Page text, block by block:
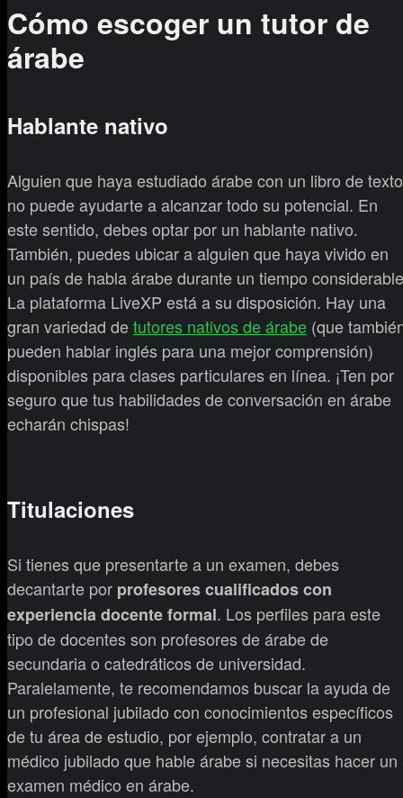
Cómo escoger un tutor de
árabe
Hablante nativo
Alguien que haya estudiado árabe con un libro de texto
no puede ayudarte a alcanzar todo su potencial. En
este sentido, debes optar por un hablante nativo.
También, puedes ubicar a alguien que haya vivido en
un país de habla árabe durante un tiempo
La plataforma LiveXP está a su disposición. Hay una
gran variedad detutores nativos de árabe (que
pueden hablar inglés para una mejor comprensión)
disponibles para clases particulares en línea. ¡Ten por
seguro que tus habilidades de conversación en árabe
echarán chispas!
Titulaciones
Si tienes que presentarte a un examen, debes
decantarte por profesores cualificados con
experiencia docente formal. Los perfiles para este
tipo de docentes son profesores de árabe de
secundaria o catedráticos de universidad.
Paralelamente, te recomendamos buscar la ayuda de
un profesional jubilado con conocimientos específicos
de tu área de estudio, por ejemplo, contratar a un
médico jubilado que hable árabe si necesitas hacer un
examen médico en árabe.